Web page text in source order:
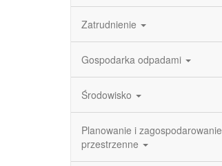
Zatrudnienie
Gospodarka odpadami
Środowisko
Planowanie i zagospodarowanie
przestrzenne